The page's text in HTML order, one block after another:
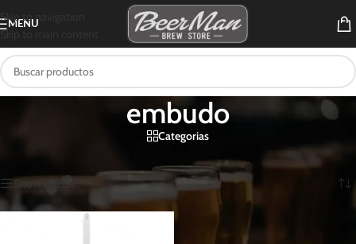
Skip to navigation
Skip to main content
MENU
embudo
Categorias
Mostrando el único resultado
Show sidebar